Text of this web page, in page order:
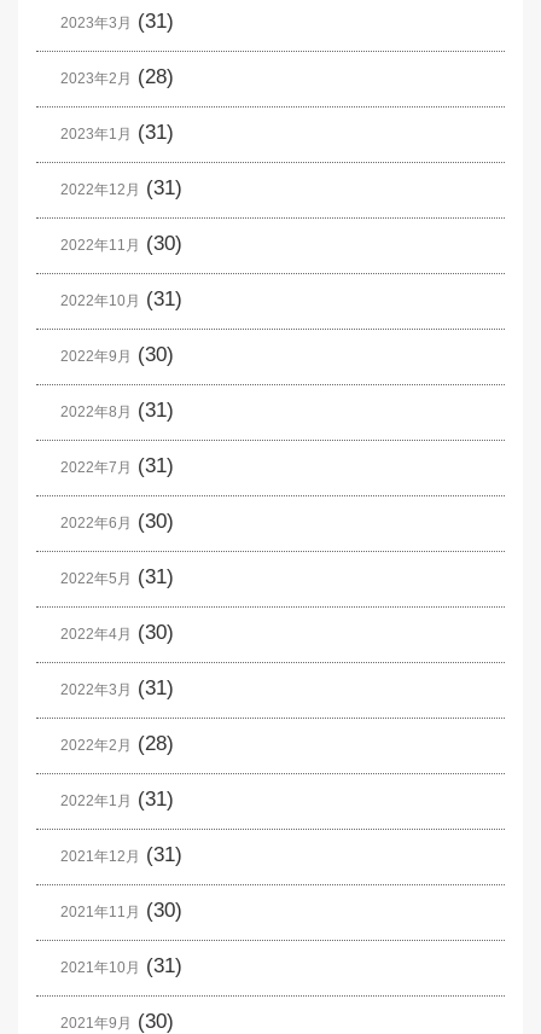
2023年3月 (31)
2023年2月 (28)
2023年1月 (31)
2022年12月 (31)
2022年11月 (30)
2022年10月 (31)
2022年9月 (30)
2022年8月 (31)
2022年7月 (31)
2022年6月 (30)
2022年5月 (31)
2022年4月 (30)
2022年3月 (31)
2022年2月 (28)
2022年1月 (31)
2021年12月 (31)
2021年11月 (30)
2021年10月 (31)
2021年9月 (30)